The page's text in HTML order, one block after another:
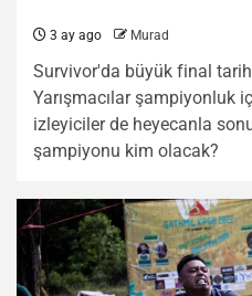
3 ay ago Murad
Survivor'da büyük final
Yarışmacılar şampiyonluk
izleyiciler de heyecanla
şampiyonu kim olacak?